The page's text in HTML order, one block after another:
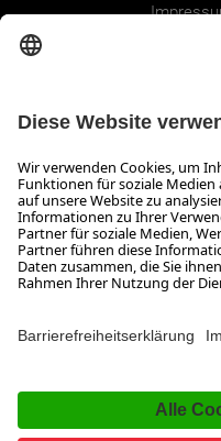
Erklärung zur
Infos zum
Aktuelle